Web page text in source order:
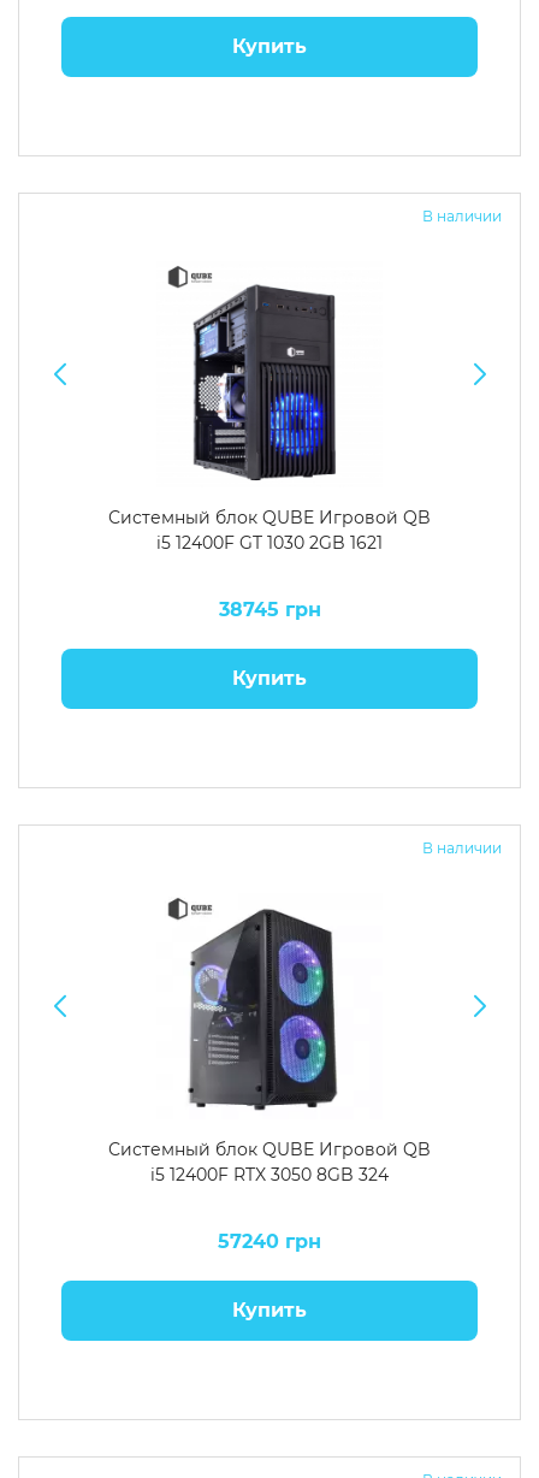
Купить
В наличии
Системный блок QUBE Игровой QB
i5 12400F GT 1030 2GB 1621
38745 грн
Купить
В наличии
Системный блок QUBE Игровой QB
i5 12400F RTX 3050 8GB 324
57240 грн
Купить